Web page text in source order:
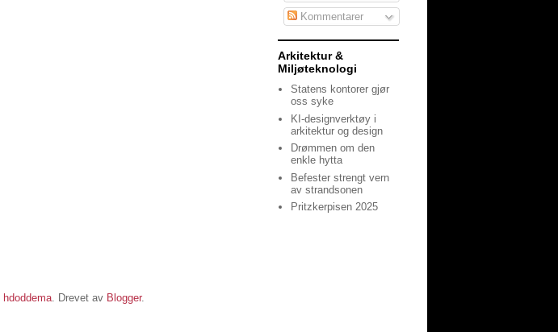
Kommentarer
Arkitektur &
Miljøteknologi
Statens kontorer gjør
oss syke
KI-designverktøy i
arkitektur og design
Drømmen om den
enkle hytta
Befester strengt vern
av strandsonen
Pritzkerpisen 2025
hdoddema. Drevet av Blogger.